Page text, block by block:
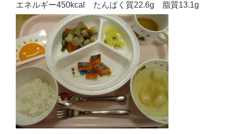
エネルギー450kcal たんぱく質22.6g 脂質13.1g